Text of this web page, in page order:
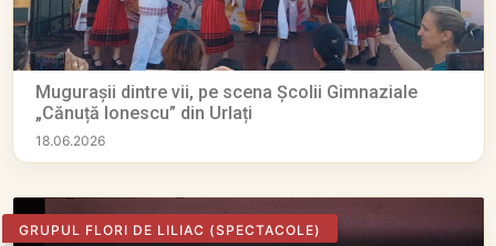
Mugurașii dintre vii, pe scena Școlii Gimnaziale
„Cănuță Ionescu” din Urlați
18.06.2026
GRUPUL FLORI DE LILIAC (SPECTACOLE)